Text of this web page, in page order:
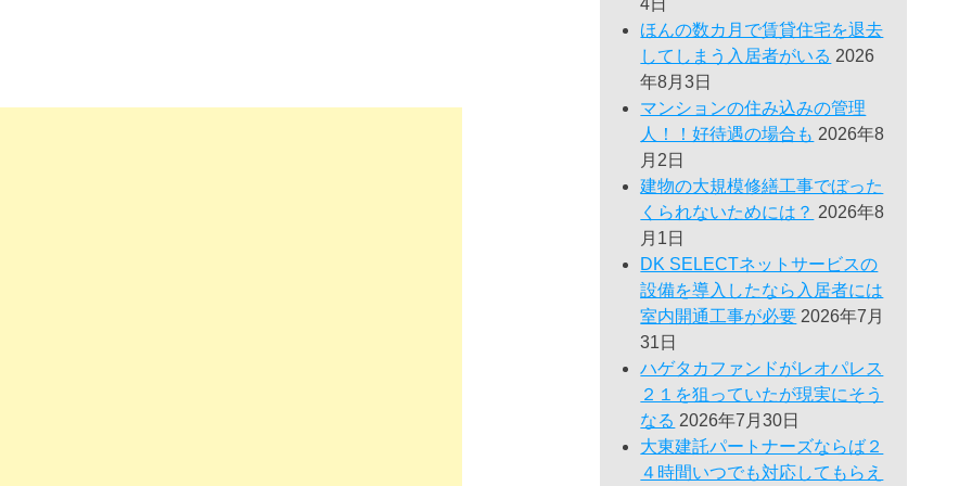
ほんの数カ月で賃貸住宅を退去
してしまう入居者がいる 2026
年8月3日
マンションの住み込みの管理
人！！好待遇の場合も 2026年8
月2日
建物の大規模修繕工事でぼった
くられないためには？ 2026年8
月1日
DK SELECTネットサービスの
設備を導入したなら入居者には
室内開通工事が必要 2026年7月
31日
ハゲタカファンドがレオパレス
２１を狙っていたが現実にそう
なる 2026年7月30日
大東建託パートナーズならば２
４時間いつでも対応してもらえ